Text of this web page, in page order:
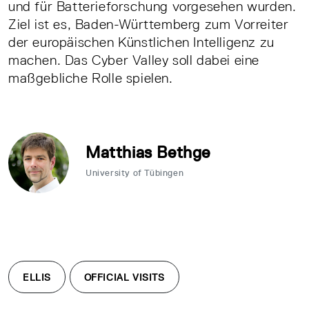
und für Batterieforschung vorgesehen wurden.
Ziel ist es, Baden-Württemberg zum Vorreiter
der europäischen Künstlichen Intelligenz zu
machen. Das Cyber Valley soll dabei eine
maßgebliche Rolle spielen.
Matthias Bethge
University of Tübingen
ELLIS OFFICIAL VISITS